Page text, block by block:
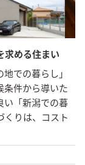
求める住まい
での暮らし」
条件から導いた
い「新潟での暮
くりは、コスト